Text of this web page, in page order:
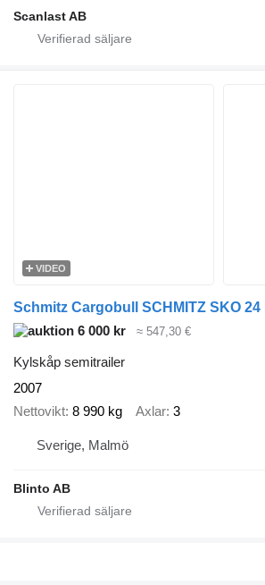
Scanlast AB
VIDEO
Schmitz Cargobull SCHMITZ SKO 24
6 000 kr
≈ 547,30 €
Kylskåp semitrailer
2007
Nettovikt 8 990 kg Axlar 3
Sverige, Malmö
Blinto AB